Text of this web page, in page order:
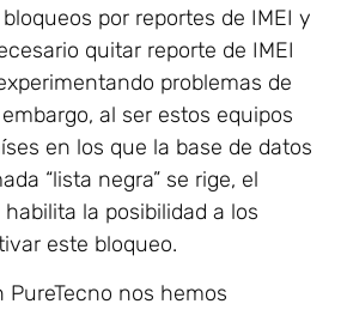
por reportes de IMEI y
quitar reporte de IMEI
problemas de
al ser estos equipos
en los que la base de datos
“lista negra” se rige, el
la posibilidad a los
este bloqueo.
PureTecno nos hemos